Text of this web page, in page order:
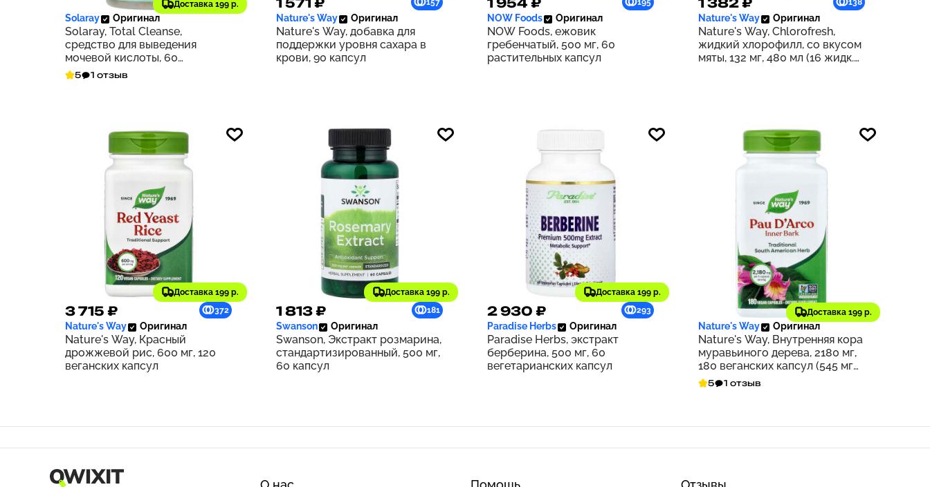
Доставка 199 р.
343
Solaray Оригинал
Solaray, Total Cleanse,
средство для выведения
мочевой кислоты, 60
растительных капсул
5 1 отзыв
157
Nature's Way Оригинал
Nature's Way, добавка для
поддержки уровня сахара в
крови, 90 капсул
195
NOW Foods Оригинал
NOW Foods, ежовик
гребенчатый, 500 мг, 60
растительных капсул
138
Nature's Way Оригинал
Nature's Way, Chlorofresh,
жидкий хлорофилл, со вкусом
мяты, 132 мг, 480 мл (16 жидк.
Доставка 199 р.
3 715 ₽ 372
Nature's Way Оригинал
Nature's Way, Красный
дрожжевой рис, 600 мг, 120
веганских капсул
Доставка 199 р.
1 813 ₽ 181
Swanson Оригинал
Swanson, Экстракт розмарина,
стандартизированный, 500 мг,
60 капсул
Доставка 199 р.
2 930 ₽ 293
Paradise Herbs Оригинал
Paradise Herbs, экстракт
берберина, 500 мг, 60
вегетарианских капсул
Доставка 199 р.
1 673 ₽ 167
Nature's Way Оригинал
Nature's Way, Внутренняя кора
муравьиного дерева, 2180 мг,
180 веганских капсул (545 мг
на капсулу)
5 1 отзыв